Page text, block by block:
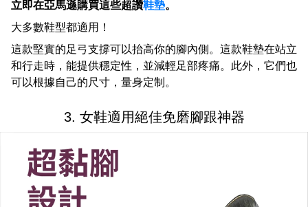
立即在亞馬遜購買這些超讚鞋墊。
大多數鞋型都適用！
這款堅實的足弓支撐可以抬高你的腳內側。這款鞋墊在站立
和行走時，能提供穩定性，並減輕足部疼痛。此外，它們也
可以根據自己的尺寸，量身定制。
3. 女鞋適用絕佳免磨腳跟神器